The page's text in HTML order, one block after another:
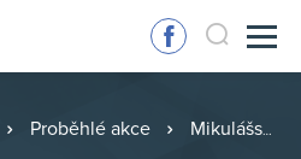
Proběhlé akce Mikulášská zábava